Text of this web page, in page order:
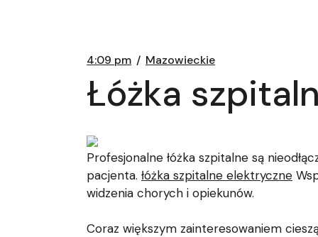
4:09 pm Mazowieckie
Łóżka
Profesjonalne łóżka szpitalne są
pacjenta. łóżka szpitalne elektryczne
widzenia chorych i opiekunów.
Coraz większym zainteresowaniem